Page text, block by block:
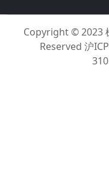
Copyright © 2023
Reserved 沪